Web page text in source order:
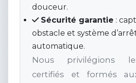
douceur.
Sécurité garantie :
obstacle et système
automatique.
Nous privilégions
certifiés et formés